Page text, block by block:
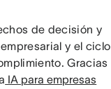
de decisión y
y el ciclo
Gracias
IA para empresas